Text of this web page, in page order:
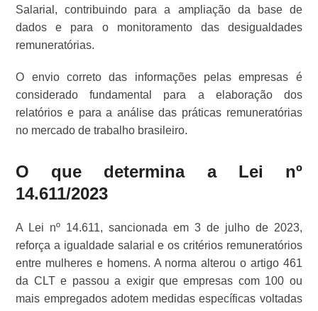
Salarial, contribuindo para a ampliação da base de
dados e para o monitoramento das desigualdades
remuneratórias.
O envio correto das informações pelas empresas é
considerado fundamental para a elaboração dos
relatórios e para a análise das práticas remuneratórias
no mercado de trabalho brasileiro.
O que determina a Lei nº
14.611/2023
A Lei nº 14.611, sancionada em 3 de julho de 2023,
reforça a igualdade salarial e os critérios remuneratórios
entre mulheres e homens. A norma alterou o artigo 461
da CLT e passou a exigir que empresas com 100 ou
mais empregados adotem medidas específicas voltadas